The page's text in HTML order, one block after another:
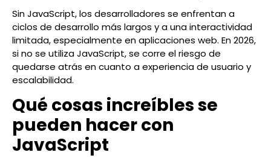
Sin JavaScript, los desarrolladores se enfrentan a
ciclos de desarrollo más largos y a una interactividad
limitada, especialmente en aplicaciones web. En 2026,
si no se utiliza JavaScript, se corre el riesgo de
quedarse atrás en cuanto a experiencia de usuario y
escalabilidad.
Qué cosas increíbles se
pueden hacer con
JavaScript